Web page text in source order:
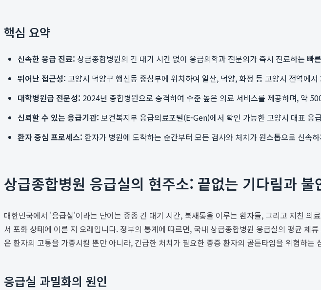
핵심 요약
신속한 응급 진료: 상급종합병원의 긴 대기 시간 없이 응급의학과 전문의가 즉시 진료하는 빠
뛰어난 접근성: 고양시 덕양구 행신동 중심부에 위치하여 일산, 덕양, 화정 등 고양시 전역에
대학병원급 전문성: 2024년 종합병원으로 승격하여 수준 높은 의료 서비스를 제공하며, 약
신뢰할 수 있는 응급기관: 보건복지부 응급의료포털(E-Gen)에서 확인 가능한 고양시 대표
환자 중심 프로세스: 환자가 병원에 도착하는 순간부터 모든 검사와 처치가 원스톱으로 신속
상급종합병원 응급실의 현주소: 끝없는 기다림과 불
대한민국에서 '응급실'이라는 단어는 종종 긴 대기 시간, 북새통을 이루는 환자들, 그리고 지친
서 포화 상태에 이른 지 오래입니다. 정부의 통계에 따르면, 국내 상급종합병원 응급실의 평균
은 환자의 고통을 가중시킬 뿐만 아니라, 긴급한 처치가 필요한 중증 환자의 골든타임을 위협하
응급실 과밀화의 원인